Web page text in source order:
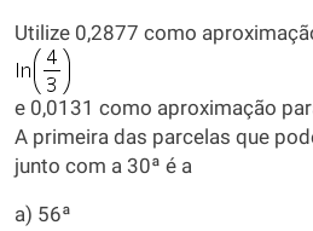
Utilize 0,2877 como
e 0,0131 como aproximação
A primeira das parcelas que
junto com a 30ª é a
a) 56ª